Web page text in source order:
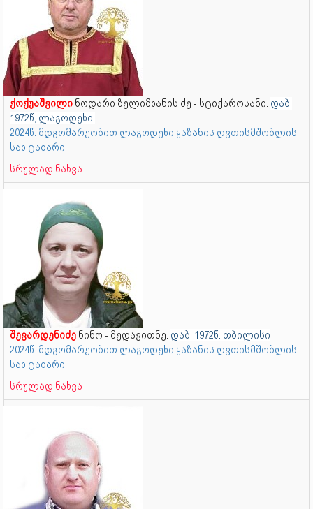
ქოქუაშვილი ნოდარი ზელიმხანის ძე - სტიქაროსანი. დაბ.
1972წ, ლაგოდეხი.
2024წ. მდგომარეობით ლაგოდეხი ყაზანის ღვთისმშობლის
სახ.ტაძარი;
სრულად ნახვა
შევარდენიძე ნინო - მედავითნე. დაბ. 1972წ. თბილისი
2024წ. მდგომარეობით ლაგოდეხი ყაზანის ღვთისმშობლის
სახ.ტაძარი;
სრულად ნახვა